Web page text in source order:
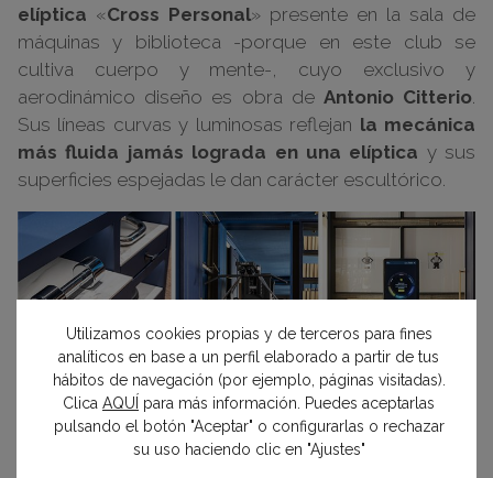
elíptica «Cross Personal» presente en la sala de
máquinas y biblioteca -porque en este club se
cultiva cuerpo y mente-, cuyo exclusivo y
aerodinámico diseño es obra de Antonio Citterio.
Sus líneas curvas y luminosas reflejan la mecánica
más fluida jamás lograda en una elíptica y sus
superficies espejadas le dan carácter escultórico.
Espacio Technogym por Manuel Espejo. Foto: Nacho Uribesalazar
Utilizamos cookies propias y de terceros para fines
analíticos en base a un perfil elaborado a partir de tus
hábitos de navegación (por ejemplo, páginas visitadas).
Clica AQUÍ para más información. Puedes aceptarlas
pulsando el botón "Aceptar" o configurarlas o rechazar
su uso haciendo clic en "Ajustes"